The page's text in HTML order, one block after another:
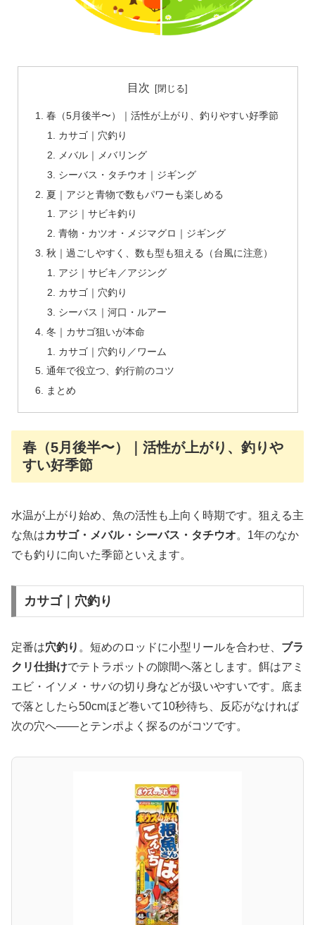
目次
春（5月後半〜）｜活性が上がり、釣りやすい好季節
カサゴ｜穴釣り
メバル｜メバリング
シーバス・タチウオ｜ジギング
夏｜アジと青物で数もパワーも楽しめる
アジ｜サビキ釣り
青物・カツオ・メジマグロ｜ジギング
秋｜過ごしやすく、数も型も狙える（台風に注意）
アジ｜サビキ／アジング
カサゴ｜穴釣り
シーバス｜河口・ルアー
冬｜カサゴ狙いが本命
カサゴ｜穴釣り／ワーム
通年で役立つ、釣行前のコツ
まとめ
春（5月後半〜）｜活性が上がり、釣りや
すい好季節
水温が上がり始め、魚の活性も上向く時期です。狙える主
な魚はカサゴ・メバル・シーバス・タチウオ。1年のなか
でも釣りに向いた季節といえます。
カサゴ｜穴釣り
定番は穴釣り 。短めのロッドに小型リールを合わせ、 ブラ
クリ仕掛けでテトラポットの隙間へ落とします。餌はアミ
エビ・イソメ・サバの切り身などが扱いやすいです。底ま
で落としたら50cmほど巻いて10秒待ち、反応がなければ
次の穴へ——とテンポよく探るのがコツです。